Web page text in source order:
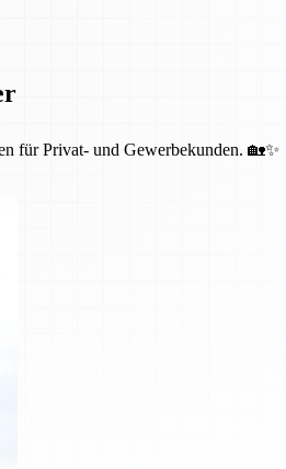
für Privat- und Gewerbekunden. 🏡✨